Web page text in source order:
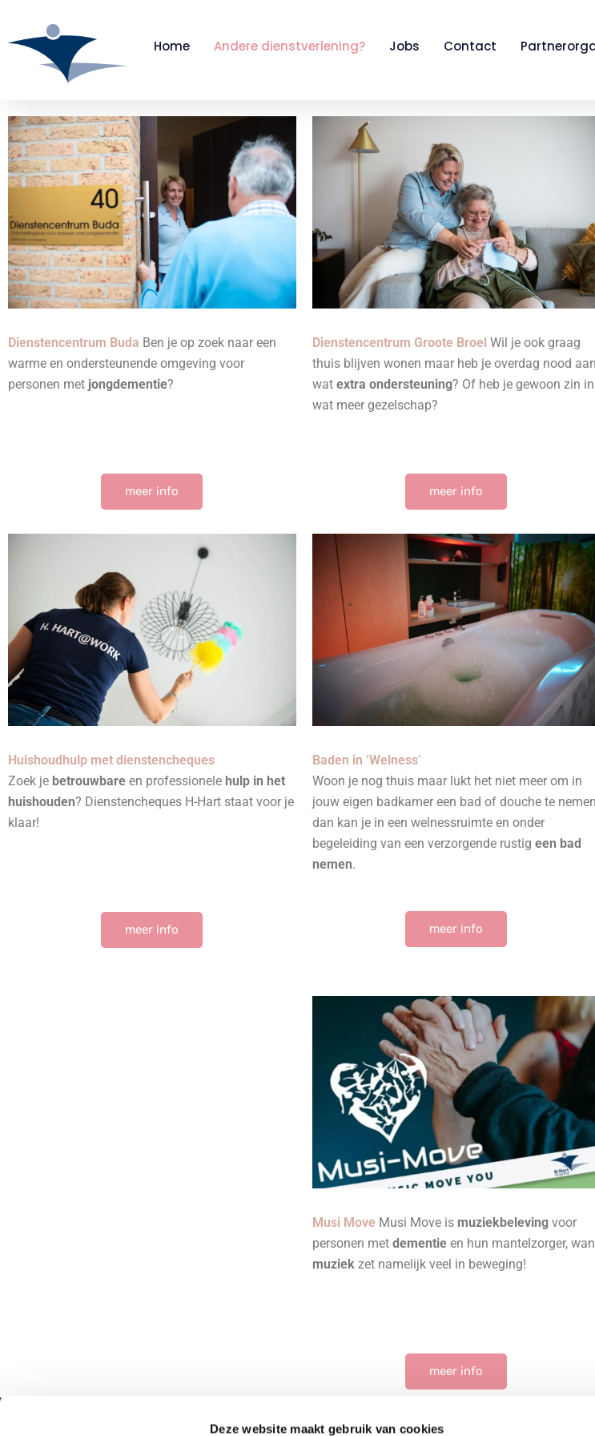
Deze website maakt gebruik van cookies
Home Andere dienstverlening? Jobs Contact
Dienstencentrum Buda Ben je op zoek naar een
warme en ondersteunende omgeving voor
personen met jongdementie?
meer info
Dienstencentrum Groote Broel Wil je ook graag
thuis blijven wonen maar heb je overdag nood aan
wat extra ondersteuning? Of heb je gewoon zin in
wat meer gezelschap?
meer info
Huishoudhulp met dienstencheques
Zoek je betrouwbare en professionele hulp in het
huishouden? Dienstencheques H-Hart staat voor je
klaar!
meer info
Baden in ‘Welness’
Woon je nog thuis maar lukt het niet meer om in
jouw eigen badkamer een bad of douche te
dan kan je in een welnessruimte en onder
begeleiding van een verzorgende rustig een bad
nemen.
meer info
Musi Move Musi Move is muziekbelevingvoor
personen met dementieen hun mantelzorger,
muziekzet namelijk veel in beweging!
meer info